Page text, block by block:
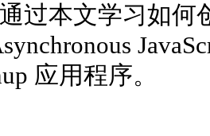
过本文学习如何
应用程序。